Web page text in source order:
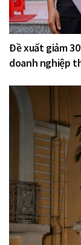
Đề xuất giảm
doanh nghiệp